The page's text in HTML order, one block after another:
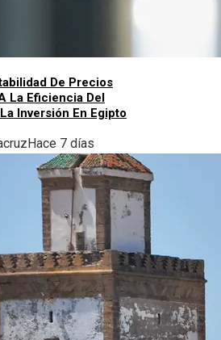
De Precios
La Eficiencia Del
Inversión En Egipto
Hace 7 días